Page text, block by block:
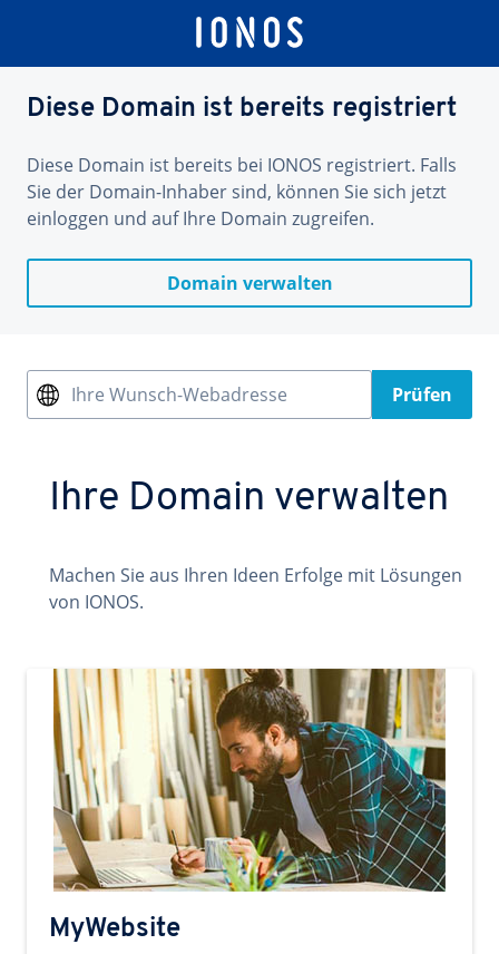
Diese Domain ist bereits registriert
Diese Domain ist bereits bei IONOS registriert. Falls
Sie der Domain-Inhaber sind, können Sie sich jetzt
einloggen und auf Ihre Domain zugreifen.
Domain verwalten
Ihre Wunsch-Webadresse Prüfen
Ihre Domain verwalten
Machen Sie aus Ihren Ideen Erfolge mit Lösungen
von IONOS.
MyWebsite